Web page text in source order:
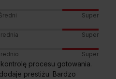
59,5 cm
Super
Super
Super
procesu gotowania.
dodaje prestiżu. Bardzo